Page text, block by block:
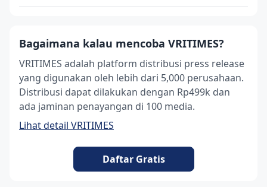
Bagaimana kalau mencoba VRITIMES?
VRITIMES adalah platform distribusi press release
yang digunakan oleh lebih dari 5,000 perusahaan.
Distribusi dapat dilakukan dengan Rp499k dan
ada jaminan penayangan di 100 media.
Lihat detail VRITIMES
Daftar Gratis